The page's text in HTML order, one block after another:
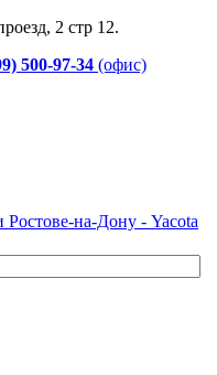
2 стр 12.
500-97-34 (офис)